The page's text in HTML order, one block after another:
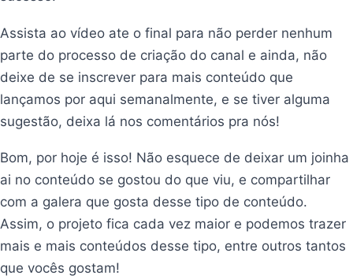
Assista ao vídeo ate o final para não perder nenhum
parte do processo de criação do canal e ainda, não
deixe de se inscrever para mais conteúdo que
lançamos por aqui semanalmente, e se tiver alguma
sugestão, deixa lá nos comentários pra nós!
Bom, por hoje é isso! Não esquece de deixar um joinha
ai no conteúdo se gostou do que viu, e compartilhar
com a galera que gosta desse tipo de conteúdo.
Assim, o projeto fica cada vez maior e podemos trazer
mais e mais conteúdos desse tipo, entre outros tantos
que vocês gostam!